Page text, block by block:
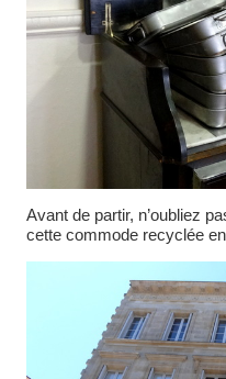
Avant de partir, n’oubliez
cette commode recyclée